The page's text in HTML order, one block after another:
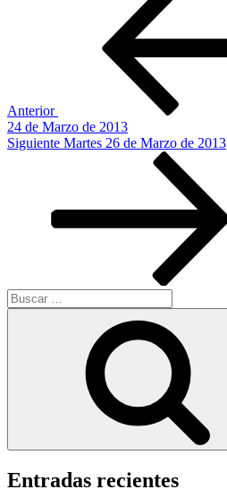
Anterior
24 de Marzo de 2013
Siguiente
Siguiente Martes 26 de Marzo de 2013
Buscar
por:
Entradas recientes